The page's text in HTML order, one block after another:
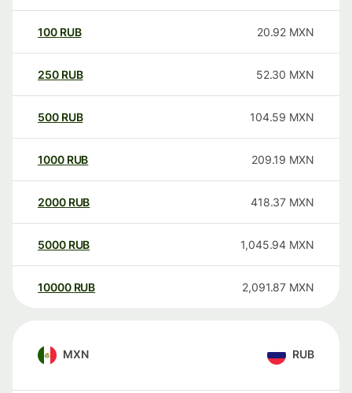
100 RUB 20.92 MXN
250 RUB 52.30 MXN
500 RUB 104.59 MXN
1000 RUB 209.19 MXN
2000 RUB 418.37 MXN
5000 RUB 1,045.94 MXN
10000 RUB 2,091.87 MXN
MXN RUB